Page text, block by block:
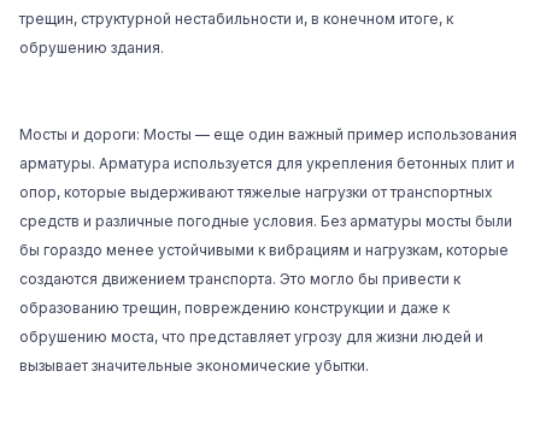
трещин, структурной нестабильности и, в конечном итоге, к
обрушению здания.
Мосты и дороги: Мосты — еще один важный пример использования
арматуры. Арматура используется для укрепления бетонных плит и
опор, которые выдерживают тяжелые нагрузки от транспортных
средств и различные погодные условия. Без арматуры мосты были
бы гораздо менее устойчивыми к вибрациям и нагрузкам, которые
создаются движением транспорта. Это могло бы привести к
образованию трещин, повреждению конструкции и даже к
обрушению моста, что представляет угрозу для жизни людей и
вызывает значительные экономические убытки.